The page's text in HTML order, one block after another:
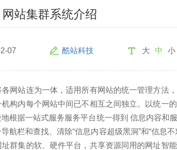
站集群系统介绍
07 酷站科技 大 中 小
各网站连为一体，适用所有网站的统一管理方法
构内每个网站中间已不相互之间独立。以统一
根据一站式服务服务平台统一得到 信息内容和
航栏和查找、清除“信息内容超级黑洞”和“信息
群集的软、硬件平台，共享资源同用的网址智